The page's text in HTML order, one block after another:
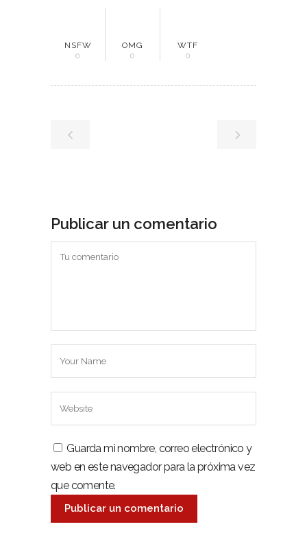
NSFW
0
OMG
0
WTF
0
Publicar un comentario
Guarda mi nombre, correo electrónico y
web en este navegador para la próxima vez
que comente.